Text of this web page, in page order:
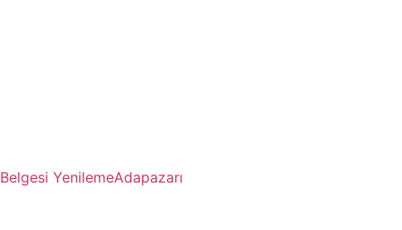
YenilemeAdapazarı